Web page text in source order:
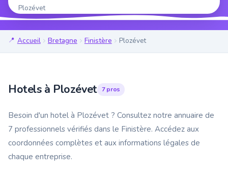
Plozévet
Accueil Bretagne Finistère Plozévet
Hotels à Plozévet 7 pros
Besoin d'un hotel à Plozévet ? Consultez notre annuaire de
7 professionnels vérifiés dans le Finistère. Accédez aux
coordonnées complètes et aux informations légales de
chaque entreprise.